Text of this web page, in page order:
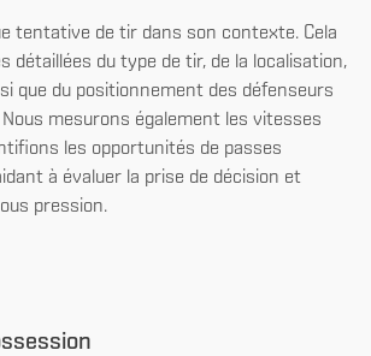
tentative de tir dans son contexte. Cela
détaillées du type de tir, de la localisation,
que du positionnement des défenseurs
mesurons également les vitesses
les opportunités de passes
à évaluer la prise de décision et
pression.